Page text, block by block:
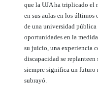
que la UJA ha triplicado el
en sus aulas en los últimos
de una universidad
oportunidades en la
su juicio, una experiencia
discapacidad se
siempre significa un futuro
subrayó.